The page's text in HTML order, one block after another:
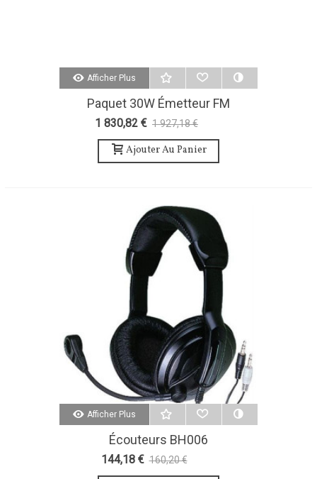
Afficher Plus
Paquet 30W Émetteur FM
Antenne Et Accessoires - Teko
Broadcast
1 830,82 € 1 927,18 €
Ajouter Au Panier
Afficher Plus
Écouteurs BH006
144,18 € 160,20 €